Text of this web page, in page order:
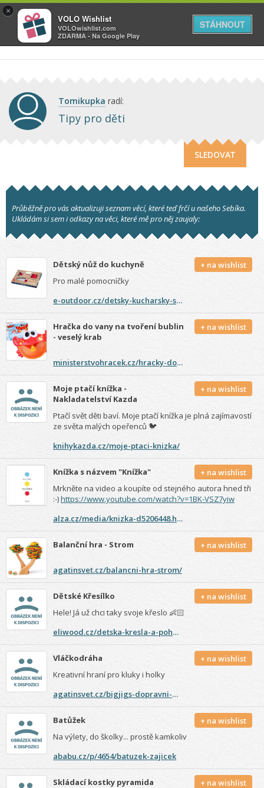
VOLO
Váš online wishlist
×
VOLO Wishlist
VOLOwishlist.com
ZDARMA - Na Google Play
STÁHNOUT
Tomikupka radí:
Tipy pro děti
SLEDOVAT
Průběžně pro vás aktualizuji seznam věcí, které teď frčí u našeho Sebíka.
Ukládám si sem i odkazy na věci, které mě pro něj zaujaly:
+ na wishlist
Dětský nůž do kuchyně
Pro malé pomocníčky
e-outdoor.cz/detsky-kucharsky-set-opinel-le-petit-chef/?gclid=Cj0KCQjw0K-HBhDDARIsAFJ6UGi0-HHqdfoyxQFiJnsqgK8mBXZLOSuEyVtrxuwU8icrQv2VktUurk8aAm5MEALw_wcB
+ na wishlist
Hračka do vany na tvoření bublin
- veselý krab
ministerstvohracek.cz/hracky-do-vany/hracka-do-vany-na-tvoreni-bublin-vesely-krab/
+ na wishlist
Moje ptačí knížka -
Nakladatelství Kazda
Ptačí svět děti baví. Moje ptačí knížka je plná zajímavostí
ze světa malých opeřenců 🐦
knihykazda.cz/moje-ptaci-knizka/
+ na wishlist
Knížka s názvem "Knížka"
Mrkněte na video a koupíte od stejného autora hned tři
:-)https://www.youtube.com/watch?v=1BK-VSZ7yiw
alza.cz/media/knizka-d5206448.htm
+ na wishlist
Balanční hra - Strom
agatinsvet.cz/balancni-hra-strom/
+ na wishlist
Dětské Křesílko
Hele! Já už chci taky svoje křeslo 👶🏻
eliwood.cz/detska-kresla-a-pohovky/detske-kreslo-velvet-gray-sede/
+ na wishlist
Vláčkodráha
Kreativní hraní pro kluky i holky
agatinsvet.cz/bigjigs-dopravni-dvouurovnova-vlackodraha-130-dilu/
+ na wishlist
Batůžek
Na výlety, do školky... prostě kamkoliv
ababu.cz/p/4654/batuzek-zajicek
+ na wishlist
Skládací kostky pyramida